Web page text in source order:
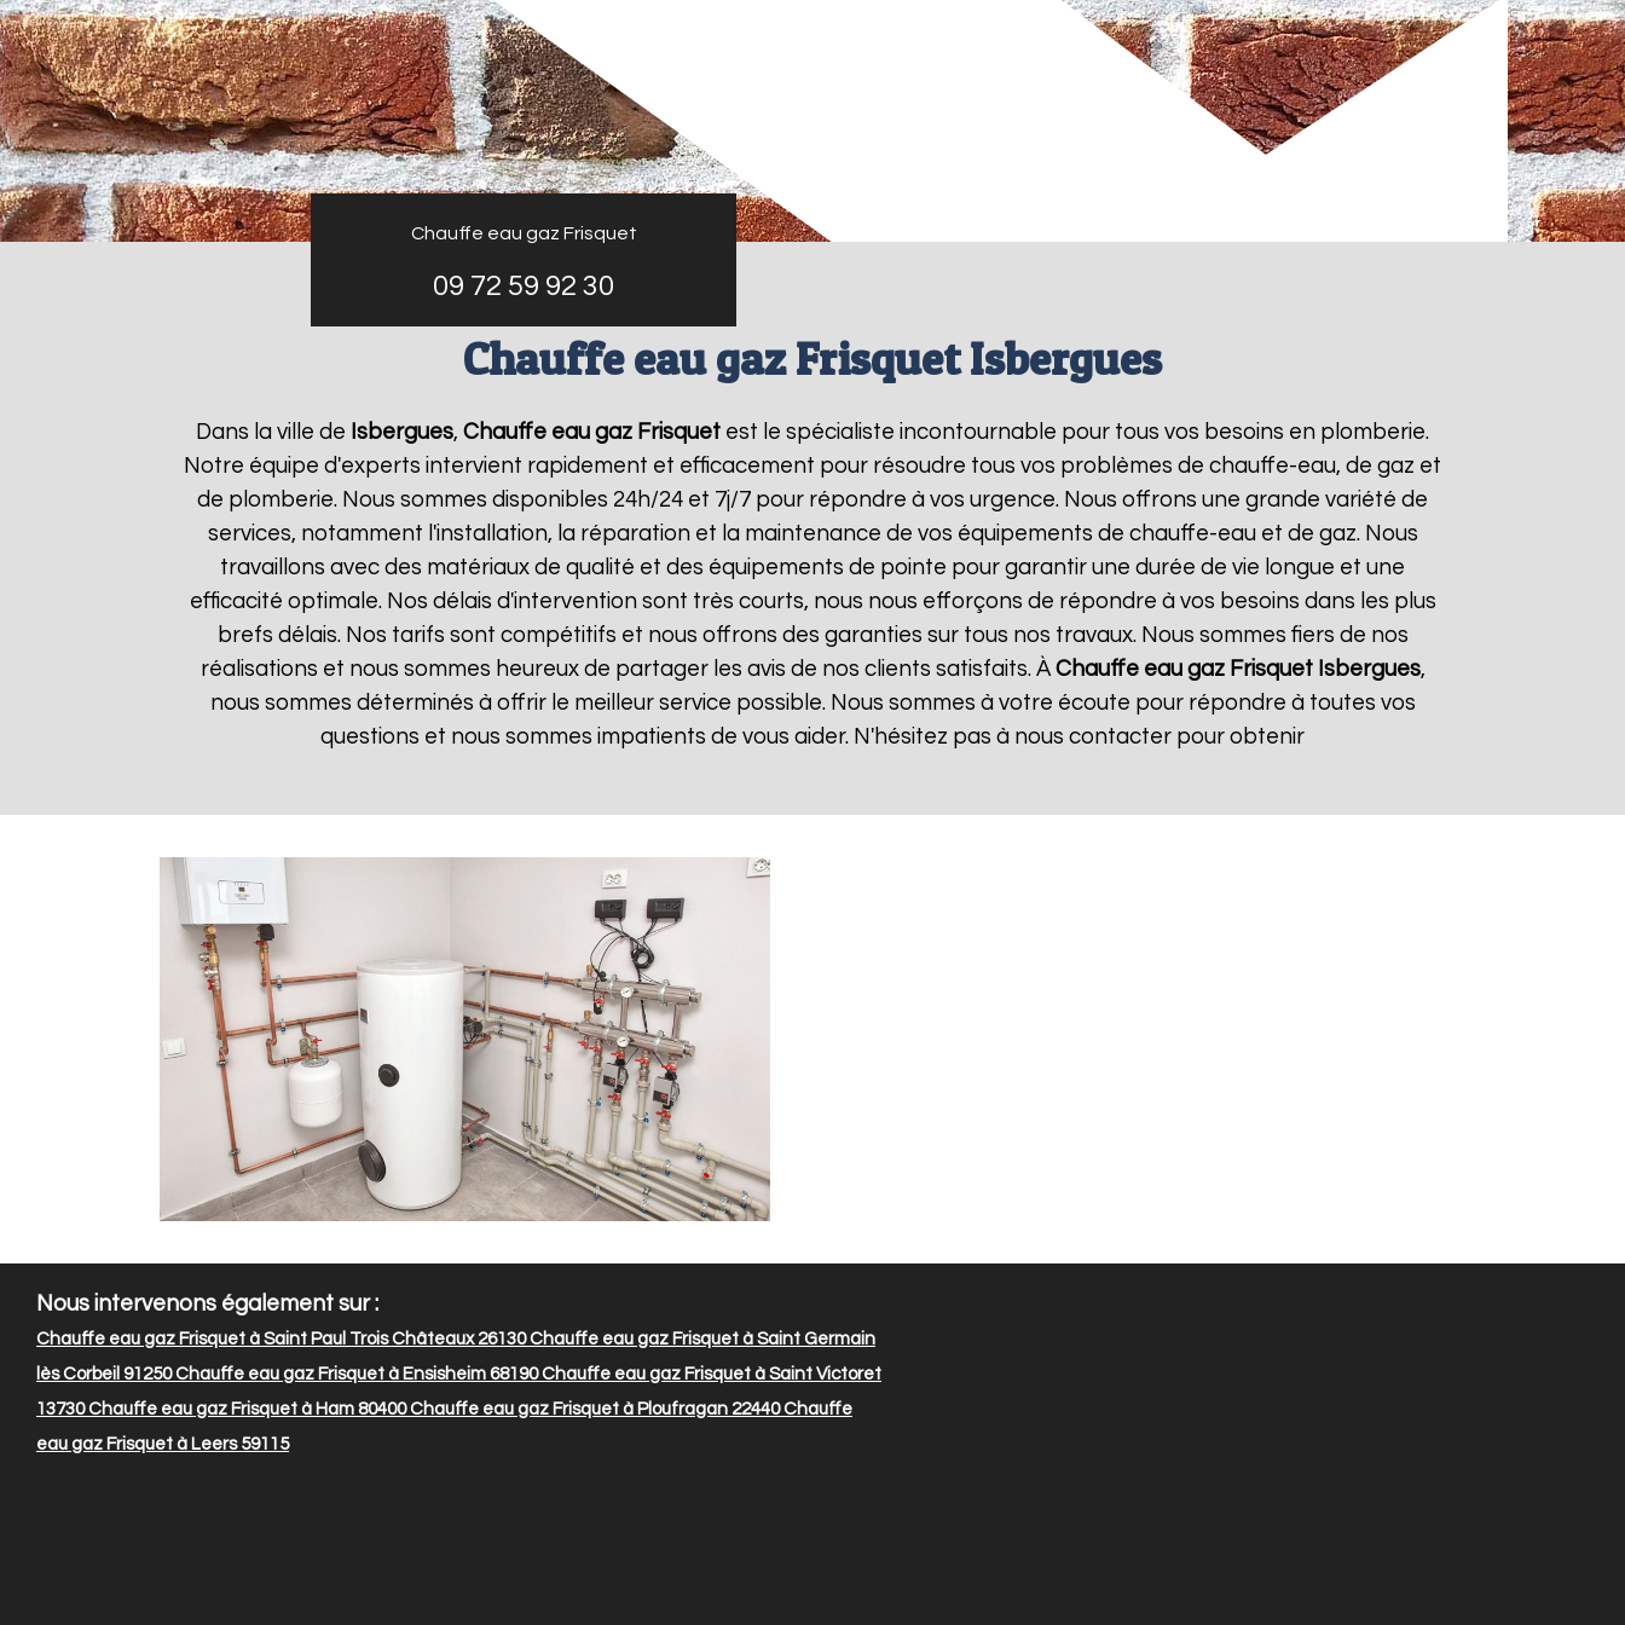
Chauffe eau gaz Frisquet
09 72 59 92 30
Chauffe eau gaz Frisquet Isbergues
Dans la ville de Isbergues, Chauffe eau gaz Frisquet est le spécialiste incontournable pour tous vos besoins en plomberie.
Notre équipe d'experts intervient rapidement et efficacement pour résoudre tous vos problèmes de chauffe-eau, de gaz et
de plomberie. Nous sommes disponibles 24h/24 et 7j/7 pour répondre à vos urgence. Nous offrons une grande variété de
services, notamment l'installation, la réparation et la maintenance de vos équipements de chauffe-eau et de gaz. Nous
travaillons avec des matériaux de qualité et des équipements de pointe pour garantir une durée de vie longue et une
efficacité optimale. Nos délais d'intervention sont très courts, nous nous efforçons de répondre à vos besoins dans les plus
brefs délais. Nos tarifs sont compétitifs et nous offrons des garanties sur tous nos travaux. Nous sommes fiers de nos
réalisations et nous sommes heureux de partager les avis de nos clients satisfaits. ÀChauffe eau gaz Frisquet Isbergues,
nous sommes déterminés à offrir le meilleur service possible. Nous sommes à votre écoute pour répondre à toutes vos
questions et nous sommes impatients de vous aider. N'hésitez pas à nous contacter pour obtenir
Nous intervenons également sur :
Chauffe eau gaz Frisquet à Saint Paul Trois Châteaux 26130Chauffe eau gaz Frisquet à Saint Germain
lès Corbeil 91250Chauffe eau gaz Frisquet à Ensisheim 68190Chauffe eau gaz Frisquet à Saint Victoret
13730Chauffe eau gaz Frisquet à Ham 80400Chauffe eau gaz Frisquet à Ploufragan 22440Chauffe
eau gaz Frisquet à Leers 59115